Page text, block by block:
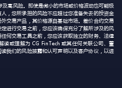
高风险。即使是微小的市场或价格波动也可能极
，您所承担的风险不应超过您准备失去的投资金
交易产品，其价格源自基础市场。差价合约交易
进行交易之前，您应该确保充分了解所涉及的风
何交易工具之前，您应该获取独立的财务、法律
读或理解为 CG FinTech 或其任何关联公司、董
我们的风险披露和认可声明以及客户协议，以进